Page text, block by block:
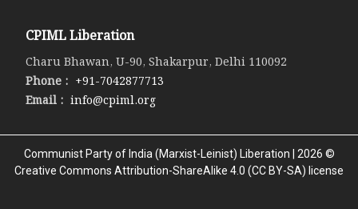
CPIML Liberation
Charu Bhawan, U-90, Shakarpur, Delhi 110092
Phone : +91-7042877713
Email : info@cpiml.org
Communist Party of India (Marxist-Leinist) Liberation | 2026 ©
Creative Commons Attribution-ShareAlike 4.0 (CC BY-SA) license